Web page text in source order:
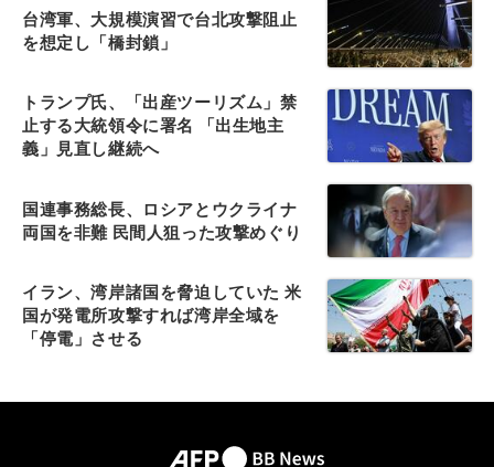
台湾軍、大規模演習で台北攻撃阻止
を想定し「橋封鎖」
トランプ氏、「出産ツーリズム」禁
止する大統領令に署名 「出生地主
義」見直し継続へ
国連事務総長、ロシアとウクライナ
両国を非難 民間人狙った攻撃めぐり
イラン、湾岸諸国を脅迫していた 米
国が発電所攻撃すれば湾岸全域を
「停電」させる